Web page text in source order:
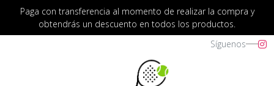
Paga con transferencia al momento de realizar la compra y
obtendrás un descuento en todos los productos.
Síguenos